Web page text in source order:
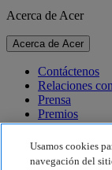
Acerca de Acer
Acerca de Acer
Contáctenos
Relaciones
Prensa
Premios
Eventos
Sostenibilidad
Usamos cookies
navegación del